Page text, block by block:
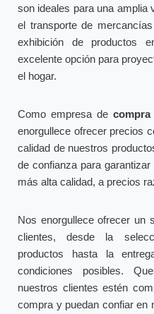
son ideales para una amplia
el transporte de
exhibición de productos
excelente opción para
el hogar.
Como empresa de
enorgullece ofrecer precios
calidad de nuestros
de confianza para
más alta calidad, a precios
Nos enorgullece ofrecer un
clientes, desde la
productos hasta la
condiciones posibles.
nuestros clientes estén
compra y puedan confiar en